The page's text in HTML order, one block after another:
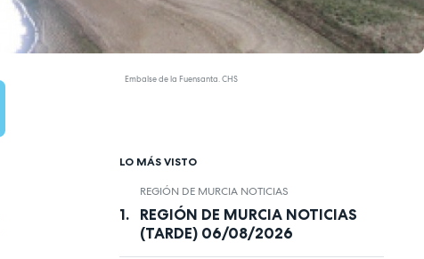
Embalse de la Fuensanta. CHS
LO MÁS VISTO
REGIÓN DE MURCIA NOTICIAS
REGIÓN DE MURCIA NOTICIAS
(TARDE) 06/08/2026